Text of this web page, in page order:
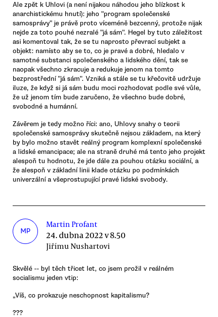
Ale zpět k Uhlovi (a není nijakou náhodou jeho blízkost k
anarchistickému hnutí): jeho "program společenské
samosprávy" je právě proto víceméně bezcenný, protože nijak
nejde za toto pouhé nezralé "já sám". Hegel by tuto záležitost
asi komentoval tak, že se tu naprosto převrací subjekt a
objekt: namísto aby se to, co je pravé a dobré, hledalo v
samotné substanci společenského a lidského dění, tak se
naopak všechno zkracuje a redukuje jenom na tomto
bezprostřední "já sám". Vzniká a stále se tu křečovitě udržuje
iluze, že když si já sám budu moci rozhodovat podle své vůle,
že už jenom tím bude zaručeno, že všechno bude dobré,
svobodné a humánní.
Závěrem je tedy možno říci: ano, Uhlovy snahy o teorii
společenské samosprávy skutečně nejsou základem, na který
by bylo možno stavět reálný program komplexní společenské
a lidské emancipace; ale na straně druhé má tento jeho projekt
alespoň tu hodnotu, že jde dále za pouhou otázku sociální, a
že alespoň v základní linii klade otázku po podmínkách
univerzální a všeprostupující pravé lidské svobody.
MP
Martin Profant
24. dubna 2022 v 8.50
Jiřímu Nushartovi
Skvělé -- byl těch třicet let, co jsem prožil v reálném
socialismu jeden vtip:
„Víš, co prokazuje neschopnost kapitalismu?
???